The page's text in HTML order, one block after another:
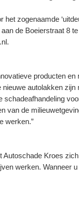
zogenaamde
de Boeierstraat 8
producten
autolakken
schadeafhandeling
van de
werken.”
Kroes
werken. Wanneer